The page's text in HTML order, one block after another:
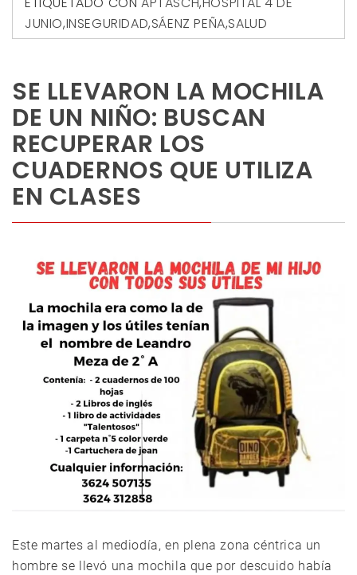
JUNIO,INSEGURIDAD,SÁENZ PEÑA,SALUD
SE LLEVARON LA MOCHILA
DE UN NIÑO: BUSCAN
RECUPERAR LOS
CUADERNOS QUE UTILIZA
EN CLASES
Este martes al mediodía, en plena zona céntrica un
hombre se llevó una mochila que por descuido había